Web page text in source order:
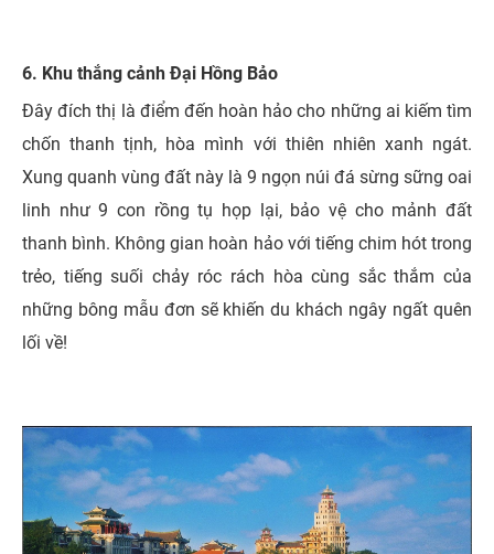
6. Khu thắng cảnh Đại Hồng Bảo
Đây đích thị là điểm đến hoàn hảo cho những ai kiếm tìm
chốn thanh tịnh, hòa mình với thiên nhiên xanh ngát.
Xung quanh vùng đất này là 9 ngọn núi đá sừng sững oai
linh như 9 con rồng tụ họp lại, bảo vệ cho mảnh đất
thanh bình. Không gian hoàn hảo với tiếng chim hót trong
trẻo, tiếng suối chảy róc rách hòa cùng sắc thắm của
những bông mẫu đơn sẽ khiến du khách ngây ngất quên
lối về!